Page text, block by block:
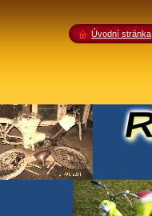
Úvodní stránka